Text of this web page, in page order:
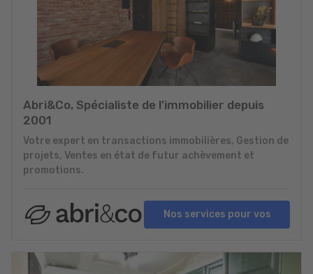
Abri&Co, Spécialiste de l’immobilier depuis
2001
Votre expert en transactions immobilières, Gestion de
projets, Ventes en état de futur achèvement et
promotions.
Nos services pour vos